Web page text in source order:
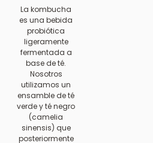
La kombucha
es una bebida
probiótica
ligeramente
fermentada a
base de té.
Nosotros
utilizamos un
ensamble de té
verde y té negro
(camelia
sinensis) que
posteriormente